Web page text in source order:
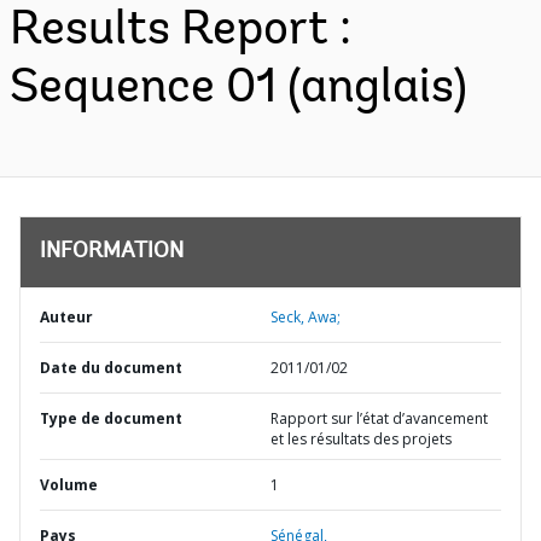
Results Report :
Sequence 01 (anglais)
INFORMATION
Auteur Seck, Awa;
Date du document 2011/01/02
Type de document
Rapport sur l’état d’avancement
et les résultats des projets
Volume 1
Pays Sénégal,